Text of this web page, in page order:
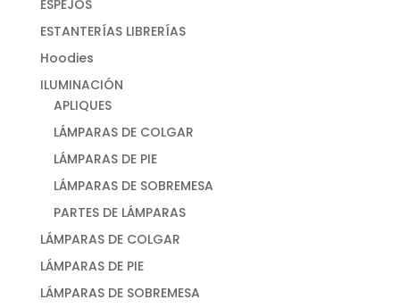
ESPEJOS
ESTANTERÍAS LIBRERÍAS
Hoodies
ILUMINACIÓN
APLIQUES
LÁMPARAS DE COLGAR
LÁMPARAS DE PIE
LÁMPARAS DE SOBREMESA
PARTES DE LÁMPARAS
LÁMPARAS DE COLGAR
LÁMPARAS DE PIE
LÁMPARAS DE SOBREMESA